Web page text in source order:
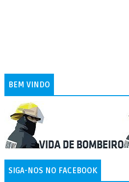
BEM VINDO
SIGA-NOS NO FACEBOOK